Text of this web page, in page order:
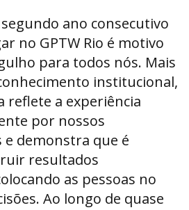
ano consecutivo
no GPTW Rio é motivo
para todos nós. Mais
institucional,
reflete a experiência
por nossos
e demonstra que é
resultados
as pessoas no
Ao longo de quase